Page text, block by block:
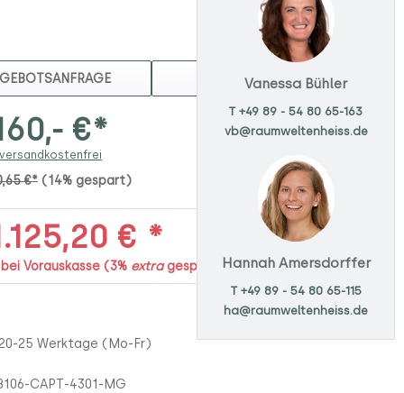
MERKEN
€*
€* (14% gespart)
€ *
Vorauskasse (3% extragespart)
25 Werktage (Mo-Fr)
CAPT-4301-MG
Vanessa Bühler
T +49 89 - 54 80 65-163
vb@raumweltenheiss.de
Hannah Amersdorffer
T +49 89 - 54 80 65-115
ha@raumweltenheiss.de